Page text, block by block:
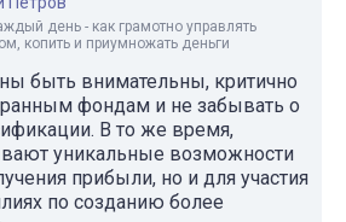
день - как грамотно управлять
копить и приумножать деньги
быть внимательны, критично
фондам и не забывать о
В то же время,
уникальные возможности
прибыли, но и для участия
по созданию более